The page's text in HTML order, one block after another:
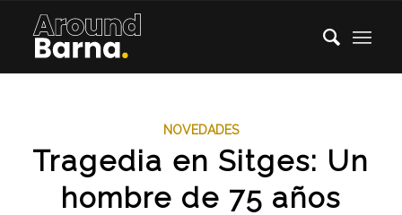
NOVEDADES
Tragedia en Sitges: Un
hombre de 75 años